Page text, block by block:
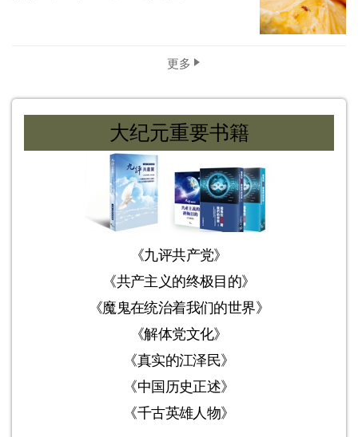
更多
大纪元重要书籍
《九评共产党》
《共产主义的终极目的》
《魔鬼在统治着我们的世界》
《解体党文化》
《真实的江泽民》
《中国历史正述》
《千古英雄人物》